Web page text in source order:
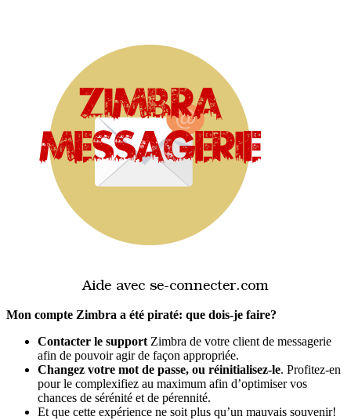
Mon compte Zimbra a été piraté: que dois-je faire?
Contacter le supportZimbra de votre client de messagerie
afin de pouvoir agir de façon appropriée.
Changez votre mot de passe, ou réinitialisez-le. Profitez-en
pour le complexifiez au maximum afin d’optimiser vos
chances de sérénité et de pérennité.
Et que cette expérience ne soit plus qu’un mauvais souvenir!